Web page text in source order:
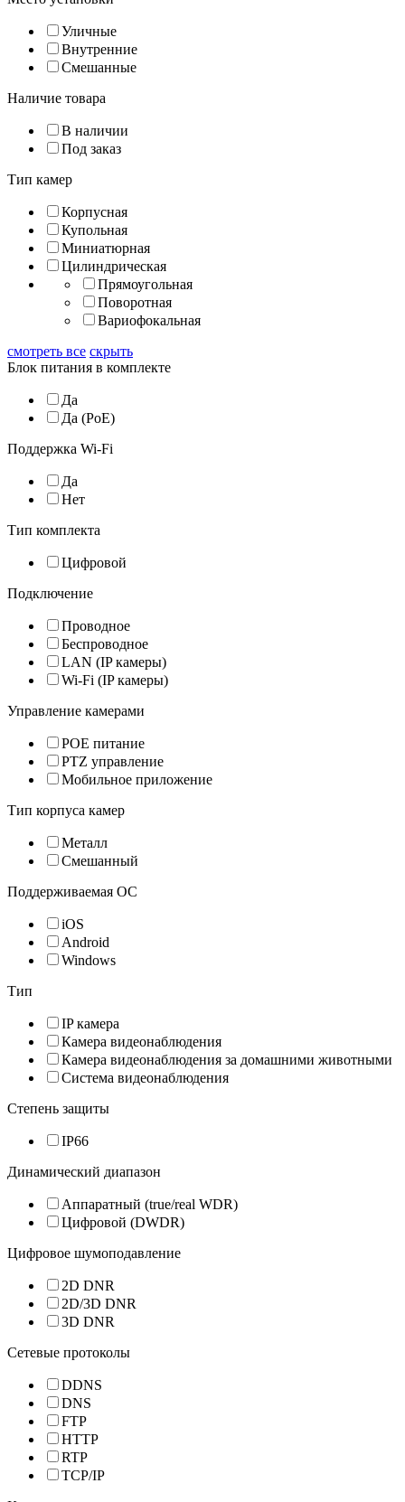
Уличные
Внутренние
Смешанные
Наличие товара
В наличии
Под заказ
Тип камер
Корпусная
Купольная
Миниатюрная
Цилиндрическая
Прямоугольная
Поворотная
Вариофокальная
смотреть все скрыть
Блок питания в комплекте
Да
Да (PoE)
Поддержка Wi-Fi
Да
Нет
Тип комплекта
Цифровой
Подключение
Проводное
Беспроводное
LAN (IP камеры)
Wi-Fi (IP камеры)
Управление камерами
POE питание
PTZ управление
Мобильное приложение
Тип корпуса камер
Металл
Смешанный
Поддерживаемая ОС
iOS
Android
Windows
Тип
IP камера
Камера видеонаблюдения
Камера видеонаблюдения за домашними животными
Система видеонаблюдения
Степень защиты
IP66
Динамический диапазон
Аппаратный (true/real WDR)
Цифровой (DWDR)
Цифровое шумоподавление
2D DNR
2D/3D DNR
3D DNR
Сетевые протоколы
DDNS
DNS
FTP
HTTP
RTP
TCP/IP